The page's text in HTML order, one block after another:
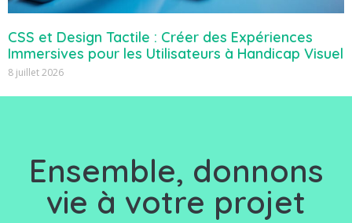
CSS et Design Tactile : Créer des Expériences
Immersives pour les Utilisateurs à Handicap Visuel
8 juillet 2026
Ensemble, donnons
vie à votre projet